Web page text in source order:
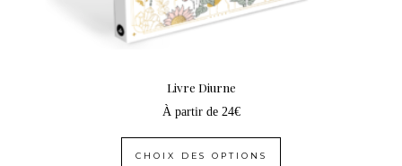
Livre Diurne
À partir de 24€
CHOIX DES OPTIONS